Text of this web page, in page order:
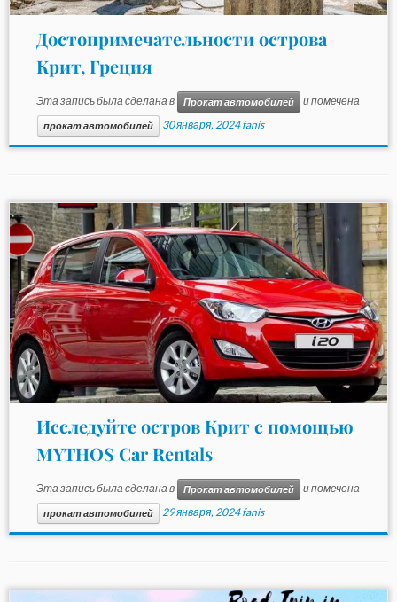
Достопримечательности острова
Крит, Греция
Эта запись была сделана в Прокат автомобилей и помечена
прокат автомобилей 30 января, 2024 fanis
Исследуйте остров Крит с помощью
MYTHOS Car Rentals
Эта запись была сделана в Прокат автомобилей и помечена
прокат автомобилей 29 января, 2024 fanis